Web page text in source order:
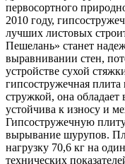
первосортного
2010 году,
лучших листовых
Пешелань» станет
выравнивании стен,
устройстве сухой
гипсостружечная
стружкой, она
устойчива к износу и
Гипсостружечную
вырывание шурупов.
нагрузку 70,6 кг на
технических